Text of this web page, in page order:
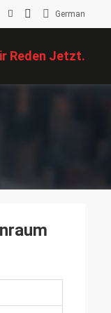
German
Reden Jetzt.